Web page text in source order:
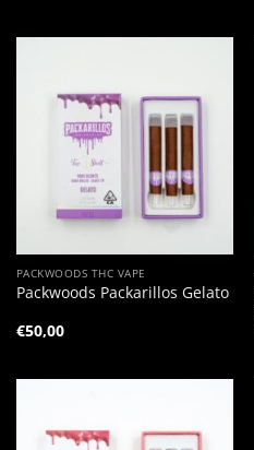
PACKWOODS THC VAPE
Packwoods Packarillos Gelato
€50,00